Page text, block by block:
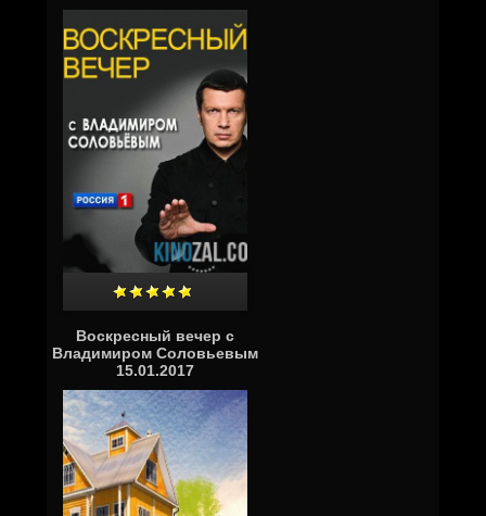
Воскресный вечер с
Владимиром Соловьевым
15.01.2017